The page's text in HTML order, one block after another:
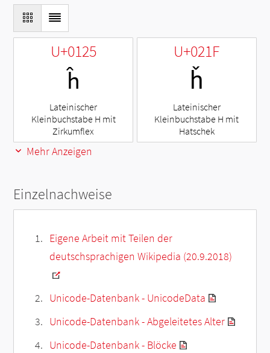
U+0125
ĥ
Lateinischer
Kleinbuchstabe H mit
Zirkumflex
U+021F
ȟ
Lateinischer
Kleinbuchstabe H mit
Hatschek
Mehr Anzeigen
Einzelnachweise
Eigene Arbeit mit Teilen der
deutschsprachigen Wikipedia (20.9.2018)
Unicode-Datenbank - UnicodeData
Unicode-Datenbank - Abgeleitetes Alter
Unicode-Datenbank - Blöcke